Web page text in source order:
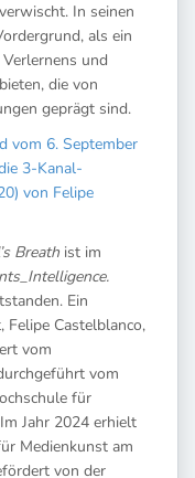
In seinen
als ein
und
die von
geprägt sind.
vom 6. September
3-Kanal-
von Felipe
Breath ist im
Ein
Felipe Castelblanco,
vom
vom
für
Jahr 2024 erhielt
Medienkunst am
von der